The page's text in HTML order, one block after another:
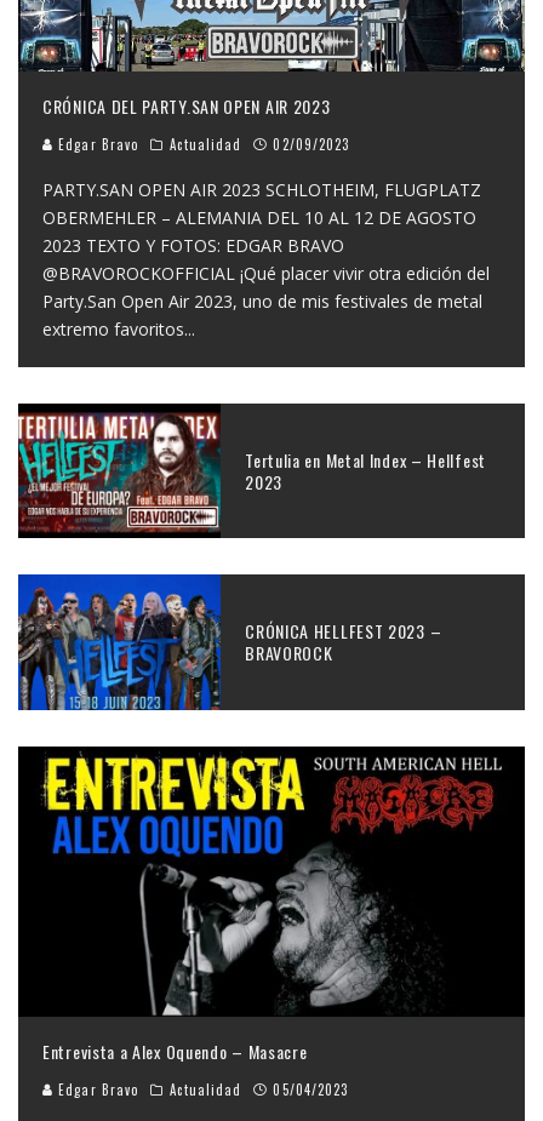
CRÓNICA DEL PARTY.SAN OPEN AIR 2023
Edgar Bravo Actualidad 02/09/2023
PARTY.SAN OPEN AIR 2023 SCHLOTHEIM, FLUGPLATZ
OBERMEHLER – ALEMANIA DEL 10 AL 12 DE AGOSTO
2023 TEXTO Y FOTOS: EDGAR BRAVO
@BRAVOROCKOFFICIAL ¡Qué placer vivir otra edición del
Party.San Open Air 2023, uno de mis festivales de metal
extremo favoritos...
Tertulia en Metal Index – Hellfest
2023
CRÓNICA HELLFEST 2023 –
BRAVOROCK
Entrevista a Alex Oquendo – Masacre
Edgar Bravo Actualidad 05/04/2023